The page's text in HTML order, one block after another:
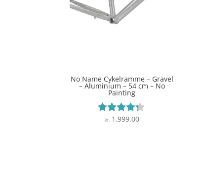
No Name Cykelramme – Gravel
– Aluminium – 54 cm – No
Painting
Vurderet
kr.1.999,00